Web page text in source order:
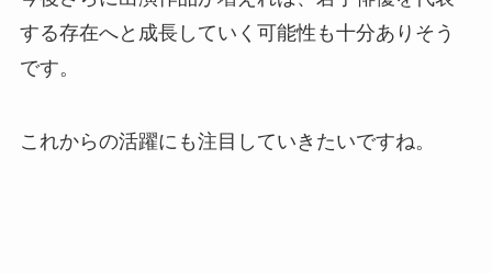
する存在へと成長していく可能性も十分ありそう
です。
これからの活躍にも注目していきたいですね。